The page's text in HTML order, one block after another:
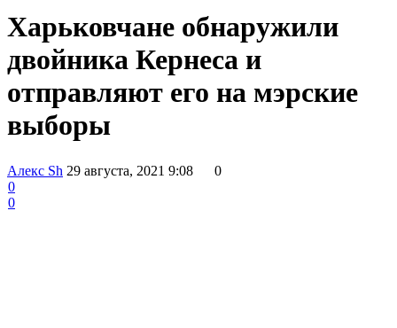
Харьковчане обнаружили
двойника Кернеса и
отправляют его на мэрские
выборы
Алекс Sh 29 августа, 2021 9:08
0
0
0